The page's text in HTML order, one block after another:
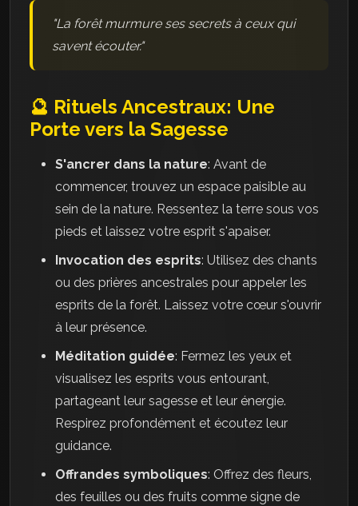
"La forêt murmure ses secrets à ceux qui
savent écouter."
🔮 Rituels Ancestraux: Une
Porte vers la Sagesse
S'ancrer dans la nature: Avant de
commencer, trouvez un espace paisible au
sein de la nature. Ressentez la terre sous vos
pieds et laissez votre esprit s'apaiser.
Invocation des esprits: Utilisez des chants
ou des prières ancestrales pour appeler les
esprits de la forêt. Laissez votre cœur s'ouvrir
à leur présence.
Méditation guidée: Fermez les yeux et
visualisez les esprits vous entourant,
partageant leur sagesse et leur énergie.
Respirez profondément et écoutez leur
guidance.
Offrandes symboliques: Offrez des fleurs,
des feuilles ou des fruits comme signe de